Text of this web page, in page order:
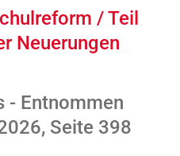
/ Teil
Neuerungen
- Entnommen
Seite 398